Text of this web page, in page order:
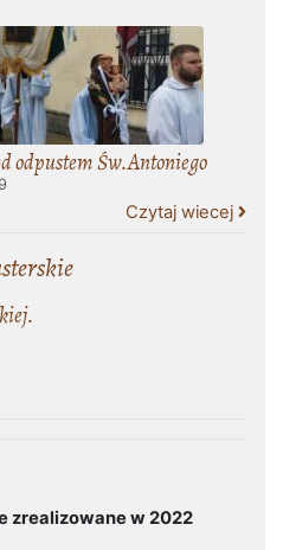
odpustem Św.Antoniego
Czytaj wiecej
zrealizowane w 2022